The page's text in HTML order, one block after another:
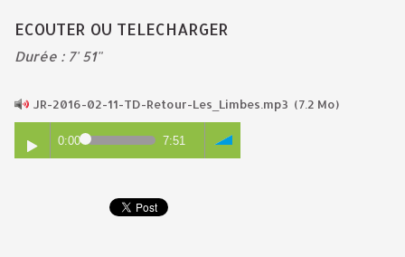
ECOUTER OU TELECHARGER
Durée : 7' 51"
JR-2016-02-11-TD-Retour-Les_Limbes.mp3 (7.2 Mo)
0:00 7:51